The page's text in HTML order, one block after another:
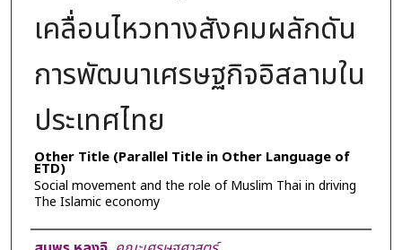
เคลื่อนไหวทางสังคมผลักดัน
การพัฒนาเศรษฐกิจอิสลามใน
ประเทศไทย
Other Title (Parallel Title in Other Language of
ETD)
Social movement and the role of Muslim Thai in driving
The Islamic economy
Author